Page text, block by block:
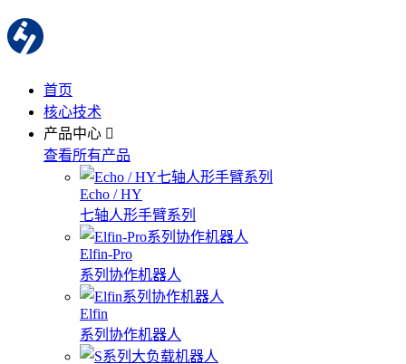
首页
核心技术
产品中心
查看所有产品
Echo / HY
七轴人形手臂系列
Elfin-Pro
系列协作机器人
Elfin
系列协作机器人